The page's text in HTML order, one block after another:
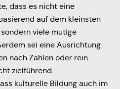
dass es nicht eine
auf dem kleinsten
viele mutige
sei eine Ausrichtung
nach Zahlen oder rein
zielführend.
kulturelle Bildung auch im